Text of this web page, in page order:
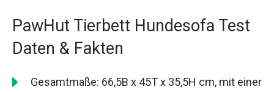
PawHut Tierbett Hundesofa Test
Daten & Fakten
Gesamtmaße: 66,5B x 45T x 35,5H cm, mit einer